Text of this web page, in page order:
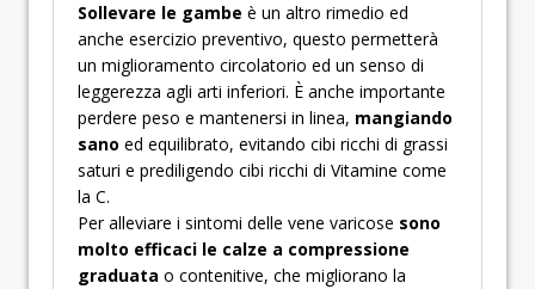
Sollevare le gambe è un altro rimedio ed
anche esercizio preventivo, questo permetterà
un miglioramento circolatorio ed un senso di
leggerezza agli arti inferiori. È anche importante
perdere peso e mantenersi in linea, mangiando
sano ed equilibrato, evitando cibi ricchi di grassi
saturi e prediligendo cibi ricchi di Vitamine come
la C.
Per alleviare i sintomi delle vene varicose sono
molto efficaci le calze a compressione
graduata o contenitive, che migliorano la